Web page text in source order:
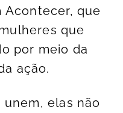
Acontecer, que
que
por meio da
ação.
elas não